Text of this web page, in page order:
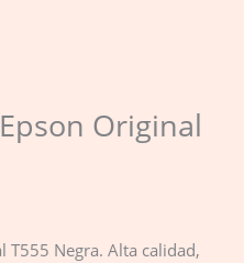
Original
T555 Negra. Alta calidad,